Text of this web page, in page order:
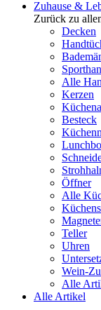
Zuhause &
Zurück zu
Decken
Alle
Kerzen
Besteck
Öffner
Alle
Teller
Uhren
Wein-
Alle
Alle Artikel